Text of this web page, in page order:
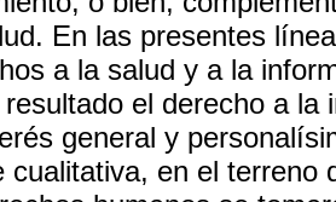
En las presentes
a la salud y a la
el derecho a la
general y
cualitativa, en el terreno